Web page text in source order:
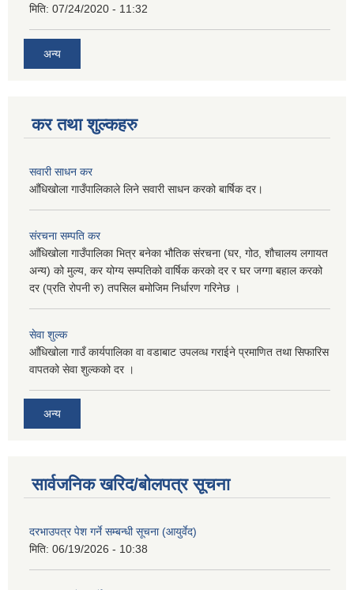
मिति: 07/24/2020 - 11:32
अन्य
कर तथा शुल्कहरु
सवारी साधन कर
आँधिखोला गाउँपालिकाले लिने सवारी साधन करको बार्षिक दर।
संरचना सम्पति कर
आँधिखोला गाउँपालिका भित्र बनेका भौतिक संरचना (घर, गोठ, शौचालय लगायत
अन्य) को मुल्य, कर योग्य सम्पतिको वार्षिक करको दर र घर जग्गा बहाल करको
दर (प्रति रोपनी रु) तपसिल बमोजिम निर्धारण गरिनेछ ।
सेवा शुल्क
आँधिखोला गाउँ कार्यपालिका वा वडाबाट उपलव्ध गराईने प्रमाणित तथा सिफारिस
वापतको सेवा शुल्कको दर ।
अन्य
सार्वजनिक खरिद/बोलपत्र सूचना
दरभाउपत्र पेश गर्ने सम्बन्धी सूचना (आयुर्वेद)
मिति: 06/19/2026 - 10:38